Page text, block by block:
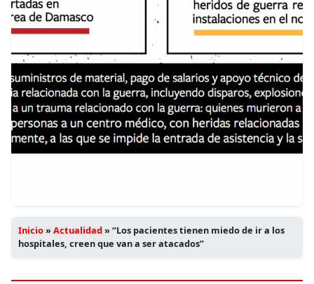
Inicio»Actualidad»“Los pacientes tienen miedo de ir a los
hospitales, creen que van a ser atacados”